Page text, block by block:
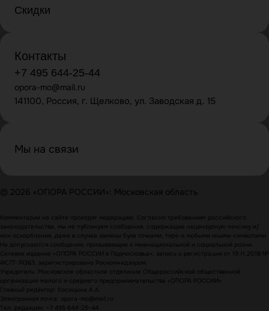
Скидки
Контакты
+7 495 644-25-44
opora-mo@mail.ru
141100, Россия, г. Щелково, ул. Заводская д. 15
Мы на связи
© 2026 «ОПОРА РОССИИ»: Московская область
Комментарии на сайте проходят модерацию. Согласно требованиям российского
законодательства, мы не публикуем сообщения, содержащие нецензурную лексику и/
или оскорбления, даже в случае замены букв точками, тире и любыми иными символами.
Не допускаются сообщения, призывающие к межнациональной и социальной розни.
Сетевое издание «ОПОРА РОССИИ в Подмосковье», запись о регистрации от 19.11.2018 №
ФС77-74363, зарегистрировано Роскомнадзором.
Учредитель: Московское областное отделение Общероссийской общественной
организации малого и среднего предпринимательства «ОПОРА РОССИИ»
Главный редактор: Косицына А.А.
Электронная почта: opora-mo@mail.ru
Тел. редакции: +7 495 644-25-44